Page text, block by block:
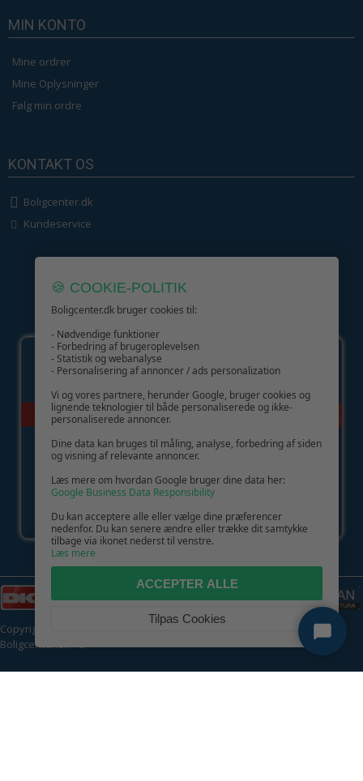
MIN KONTO
Mine ordrer
Mine Oplysninger
Følg min ordre
KONTAKT OS
Boligcenter.dk
Kundeservice
GIV GLÆDE MED ET GAVEKORT!
Copyright © 2026 | CVR: DK41222093 | Alle rettigheder forbeholdes |
Boligcenter.dk 🍪
🍪 COOKIE-POLITIK
Boligcenter.dk bruger cookies til:
- Nødvendige funktioner
- Forbedring af brugeroplevelsen
- Statistik og webanalyse
- Personalisering af annoncer / ads personalization
Vi og vores partnere, herunder Google, bruger cookies og
lignende teknologier til både personaliserede og ikke-
personaliserede annoncer.
Dine data kan bruges til måling, analyse, forbedring af siden
og visning af relevante annoncer.
Læs mere om hvordan Google bruger dine data her:
Google Business Data Responsibility
Du kan acceptere alle eller vælge dine præferencer
nedenfor. Du kan senere ændre eller trække dit samtykke
tilbage via ikonet nederst til venstre.
Læs mere
ACCEPTER ALLE
Tilpas Cookies